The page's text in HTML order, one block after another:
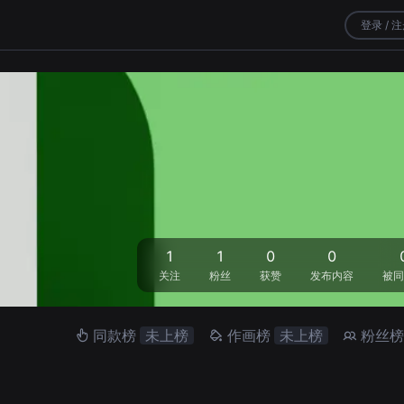
登录 /
1
关注
1
粉丝
0
获赞
0
发布内容 被
同款榜 未上榜 作画榜 未上榜 粉丝榜